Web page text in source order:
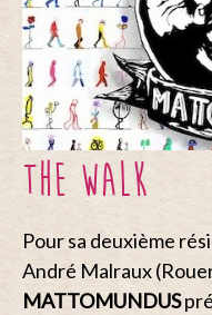
THE WALK
Pour sa deuxième
André Malraux
MATTOMUNDUS